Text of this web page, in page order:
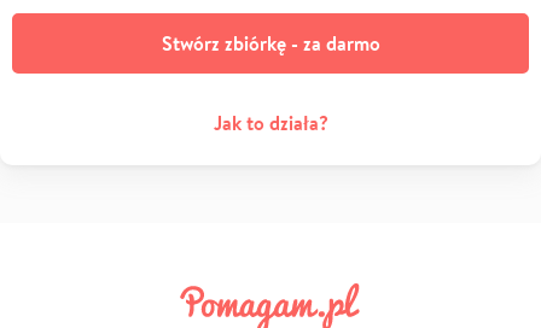
Stwórz zbiórkę - za darmo
Jak to działa?